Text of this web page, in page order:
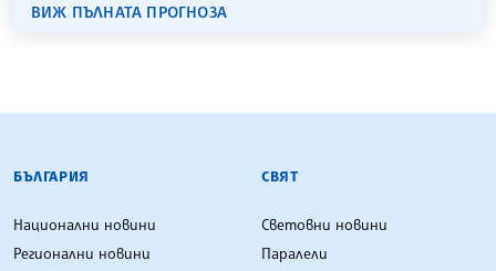
ВИЖ ПЪЛНАТА ПРОГНОЗА
БЪЛГАРСКА ТЕЛЕГРАФНА АГЕНЦИЯ
БЪЛГАРИЯ
Национални новини
Регионални новини
СВЯТ
Световни новини
Паралели